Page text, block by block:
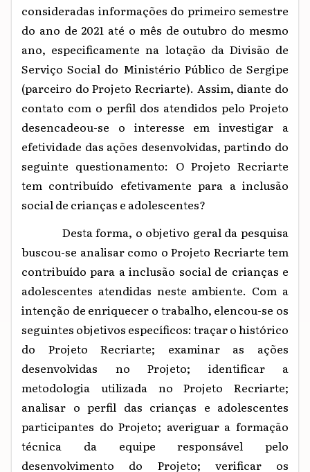
consideradas informações do primeiro semestre
do ano de 2021 até o mês de outubro do mesmo
ano, especificamente na lotação da Divisão de
Serviço Social do Ministério Público de Sergipe
(parceiro do Projeto Recriarte). Assim, diante do
contato com o perfil dos atendidos pelo Projeto
desencadeou-se o interesse em investigar a
efetividade das ações desenvolvidas, partindo do
seguinte questionamento: O Projeto Recriarte
tem contribuído efetivamente para a inclusão
social de crianças e adolescentes?
Desta forma, o objetivo geral da pesquisa
buscou-se analisar como o Projeto Recriarte tem
contribuído para a inclusão social de crianças e
adolescentes atendidas neste ambiente. Com a
intenção de enriquecer o trabalho, elencou-se os
seguintes objetivos específicos: traçar o histórico
do Projeto Recriarte; examinar as ações
desenvolvidas no Projeto; identificar a
metodologia utilizada no Projeto Recriarte;
analisar o perfil das crianças e adolescentes
participantes do Projeto; averiguar a formação
técnica da equipe responsável pelo
desenvolvimento do Projeto; verificar os